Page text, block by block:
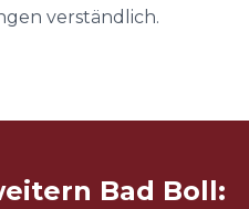
verständlich.
Bad Boll: